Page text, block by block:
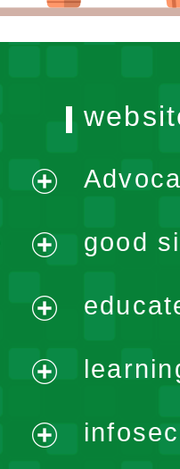
menu
menu
menu
menu
good